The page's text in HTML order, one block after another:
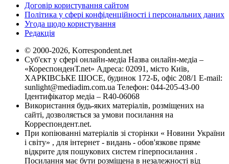
Договір користування сайтом
Політика у сфері конфіденційності і персональних даних
Угода щодо користування
Редакція
© 2000-2026, Korrespondent.net
Суб'єкт у сфері онлайн-медіа Назва онлайн-медіа –
«КореспонденТ.net» Адреса: 02091, місто Київ,
ХАРКІВСЬКЕ ШОСЕ, будинок 172-Б, офіс 208/1 E-mail:
sunlight@mediadim.com.ua Телефон: 044-205-43-00
Ідентифікатор медіа – R40-06068
Використання будь-яких матеріалів, розміщених на
сайті, дозволяється за умови посилання на
Корреспондент.net.
При копіюванні матеріалів зі сторінки « Новини України
і світу» , для інтернет - видань - обов'язкове пряме
відкрите для пошукових систем гіперпосилання .
Посилання має бути розміщена в незалежності від